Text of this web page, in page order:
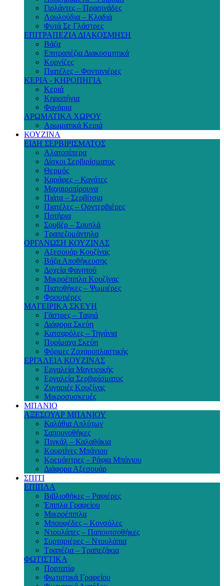
Γιρλάντες – Πρασινάδες
Λουλούδια – Κλαδιά
Φυτά Σε Γλάστρες
ΕΠΙΤΡΑΠΕΖΙΑ ΔΙΑΚΟΣΜΗΣΗ
Βάζα
Επιτραπέζια Διακοσμητικά
Κορνίζες
Πιατέλες – Φοντανιέρες
ΚΕΡΙΑ - ΚΗΡΟΠΗΓΙΑ
Κεριά
Κηροπήγια
Φανάρια
ΑΡΩΜΑΤΙΚΑ ΧΩΡΟΥ
Αρωματικά Κεριά
ΚΟΥΖΙΝΑ
ΕΙΔΗ ΣΕΡΒΙΡΙΣΜΑΤΟΣ
Αλατοπίπερα
Δίσκοι Σερβιρίσματος
Θερμός
Καράφες – Κανάτες
Μαχαιροπίρουνα
Πιάτα – Σερβίτσια
Πιατέλες – Ορντερβιέρες
Ποτήρια
Σουβέρ – Σουπλά
Τραπεζομάντηλα
ΟΡΓΑΝΩΣΗ ΚΟΥΖΙΝΑΣ
Αξεσουάρ Κουζίνας
Βάζα Αποθήκευσης
Δοχεία Φαγητού
Μικροέπιπλα Κουζίνας
Πιατοθήκες – Ψωμιέρες
Φρουτιέρες
ΜΑΓΕΙΡΙΚΑ ΣΚΕΥΗ
Γάστρες – Ταψιά
Διάφορα Σκεύη
Κατσαρόλες – Τηγάνια
Πυρίμαχα Σκεύη
Φόρμες Ζαχαροπλαστικής
ΕΡΓΑΛΕΙΑ ΚΟΥΖΙΝΑΣ
Εργαλεία Μαγειρικής
Εργαλεία Σερβιρίσματος
Ζυγαριές Κουζίνας
Μικροσυσκευές
ΜΠΑΝΙΟ
ΑΞΕΣΟΥΑΡ ΜΠΑΝΙΟΥ
Καλάθια Απλύτων
Σαπουνοθήκες
Πιγκάλ – Καλαθάκια
Κουρτίνες Μπάνιου
Κρεμάστρες – Ράφια Μπάνιου
Διάφορα Αξεσουάρ
ΣΠΙΤΙ
ΕΠΙΠΛΑ
Βιβλιοθήκες – Ραφιέρες
Έπιπλα Γραφείου
Μικροέπιπλα
Μπουφέδες – Κονσόλες
Ντουλάπες – Παπουτσοθήκες
Συρταριέρες – Ντουλάπια
Τραπέζια – Τραπεζάκια
ΦΩΤΙΣΤΙΚΑ
Πορτατίφ
Φωτιστικά Γραφείου